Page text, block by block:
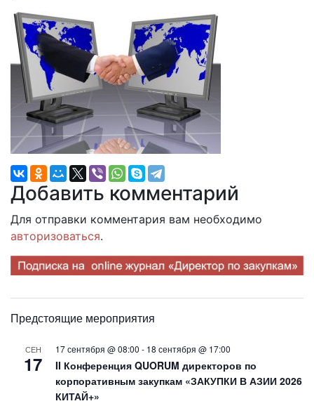
Добавить комментарий
Для отправки комментария вам необходимо
авторизоваться.
Предстоящие мероприятия
СЕН
17
17 сентября @ 08:00 - 18 сентября @ 17:00
II Конференция QUORUM директоров по
корпоративным закупкам «ЗАКУПКИ В АЗИИ 2026
КИТАЙ+»